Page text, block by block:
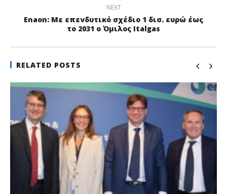
NEXT
Enaon: Με επενδυτικό σχέδιο 1 δισ. ευρώ έως
το 2031 ο Όμιλος Italgas
RELATED POSTS